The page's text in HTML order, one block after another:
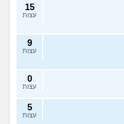
15
עצות
9
עצות
0
עצות
5
עצות